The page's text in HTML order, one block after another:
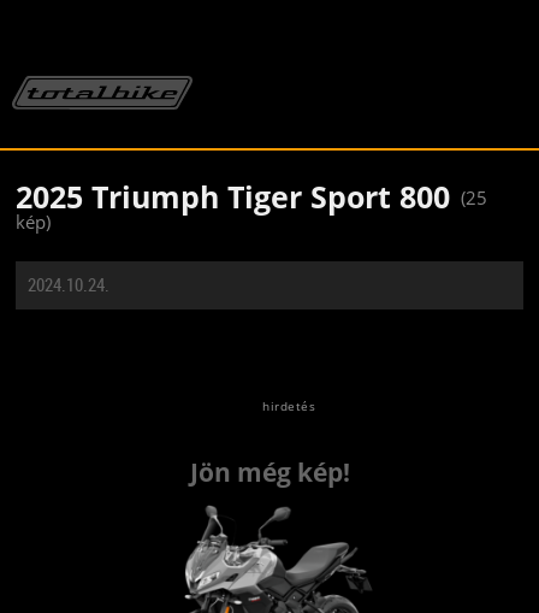
2025 Triumph Tiger Sport 800 (25
kép)
2024.10.24.
Jön még kép!